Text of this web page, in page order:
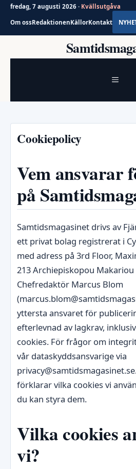
fredag, 7 augusti 2026 · Kvällsutgåva
Om ossRedaktionenKällorKontakt
MENY
Cookiepolicy
Vem ansvarar
på
Samtidsmagasinet drivs av
ett privat bolag registrerat i
med adress på 3rd Floor,
213 Archiepiskopou
Chefredaktör Marcus Blom
yttersta ansvaret för
efterlevnad av lagkrav,
cookies. För frågor om
vår dataskyddsansvarige via
förklarar vilka cookies vi
du kan styra dem.
Vilka cookies
vi?